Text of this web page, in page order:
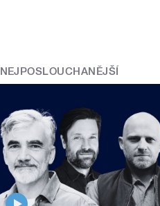
NEJPOSLOUCHANĚJŠÍ